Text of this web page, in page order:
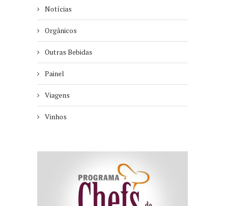
Notícias
Orgânicos
Outras Bebidas
Painel
Viagens
Vinhos